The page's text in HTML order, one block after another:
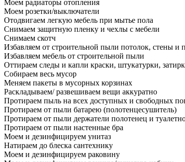
Моем радиаторы отопления
Моем розетки/выключатели
Отодвигаем легкую мебель при мытье пола
Снимаем защитную пленку и чехлы с мебели
Снимаем скотч
Избавляем от строительной пыли потолок, стены и
Избавляем мебель от строительной пыли
Оттираем следы и капли краски, штукатурки,
Собираем весь мусор
Меняем пакеты в мусорных корзинах
Раскладываем/ развешиваем вещи аккуратно
Протираем пыль на всех доступных и свободных
Протираем от пыли батарею (полотенцесушитель)
Протираем от пыли держатели полотенец и
Протираем от пыли настенные бра
Моем и дезинфицируем унитаз
Натираем до блеска сантехнику
Моем и дезинфицируем раковину